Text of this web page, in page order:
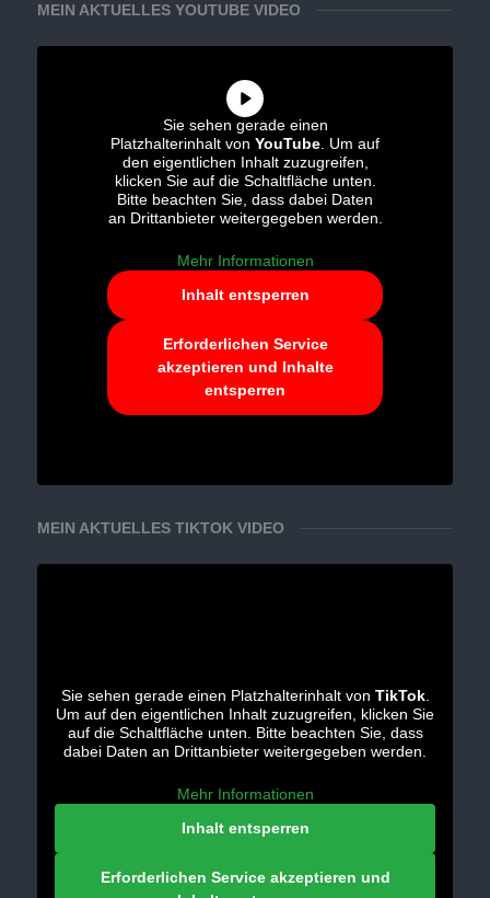
MEIN AKTUELLES YOUTUBE VIDEO
Sie sehen gerade einen
Platzhalterinhalt von YouTube. Um auf
den eigentlichen Inhalt zuzugreifen,
klicken Sie auf die Schaltfläche unten.
Bitte beachten Sie, dass dabei Daten
an Drittanbieter weitergegeben werden.
Mehr Informationen
Inhalt entsperren
Erforderlichen Service
akzeptieren und Inhalte
entsperren
MEIN AKTUELLES TIKTOK VIDEO
Sie sehen gerade einen Platzhalterinhalt von TikTok.
Um auf den eigentlichen Inhalt zuzugreifen, klicken Sie
auf die Schaltfläche unten. Bitte beachten Sie, dass
dabei Daten an Drittanbieter weitergegeben werden.
Mehr Informationen
Inhalt entsperren
Erforderlichen Service akzeptieren und